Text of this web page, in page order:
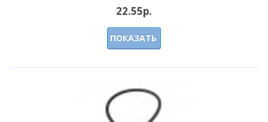
22.55р.
ПОКАЗАТЬ